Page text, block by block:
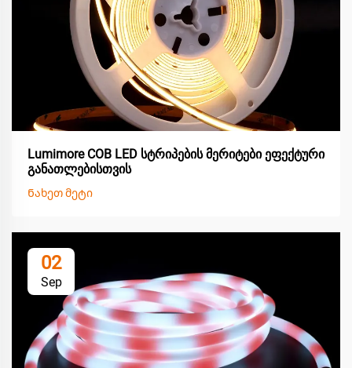
Lumimore COB LED სტრიპების მერიტები ეფექტური
განათლებისთვის
Ნახეთ მეტი
02
Sep